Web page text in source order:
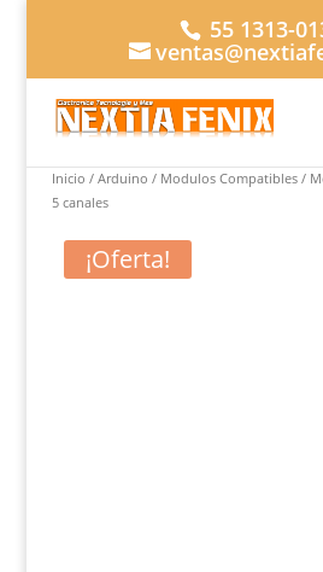
55 1313-
Buscar...
Inicio / Arduino / Modulos Compatibles/
5 canales
¡Oferta!